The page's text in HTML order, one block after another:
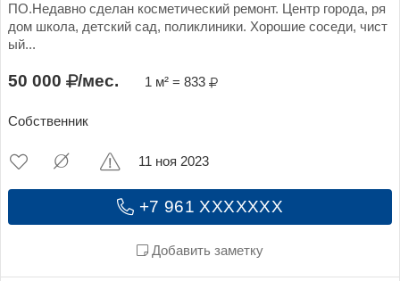
ПО.Недавно сделан косметический ремонт. Центр города, ря
дом школа, детский сад, поликлиники. Хорошие соседи, чист
ый...
50 000 /мес. 1 м² = 833
Собственник
+7 961 XXXXXXX
Добавить заметку
11 ноя 2023